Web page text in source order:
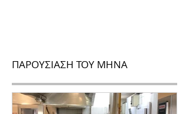
ΠΑΡΟΥΣΙΑΣΗ ΤΟΥ ΜΗΝΑ